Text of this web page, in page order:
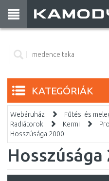
KATEGÓRIÁK
Webáruház
Fűtési és
Radiátorok
Kermi
Hosszúsága 2000
Hosszúsága